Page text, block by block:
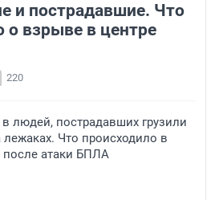
и пострадавшие. Что
о взрыве в центре
220
в людей, пострадавших грузили
Что происходило в
после атаки БПЛА